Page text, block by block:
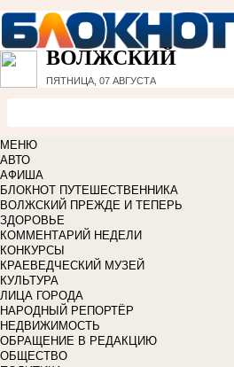
ВОЛЖСКИЙ
ПЯТНИЦА, 07 АВГУСТА
МЕНЮ
АВТО
АФИША
БЛОКНОТ ПУТЕШЕСТВЕННИКА
ВОЛЖСКИЙ ПРЕЖДЕ И ТЕПЕРЬ
ЗДОРОВЬЕ
КОММЕНТАРИЙ НЕДЕЛИ
КОНКУРСЫ
КРАЕВЕДЧЕСКИЙ МУЗЕЙ
КУЛЬТУРА
ЛИЦА ГОРОДА
НАРОДНЫЙ РЕПОРТЁР
НЕДВИЖИМОСТЬ
ОБРАЩЕНИЕ В РЕДАКЦИЮ
ОБЩЕСТВО